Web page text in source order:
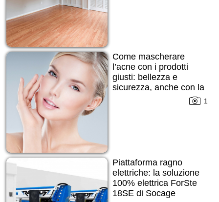
Come mascherare
l’acne con i prodotti
giusti: bellezza e
sicurezza, anche con la
1
Piattaforma ragno
elettriche: la soluzione
100% elettrica ForSte
18SE di Socage